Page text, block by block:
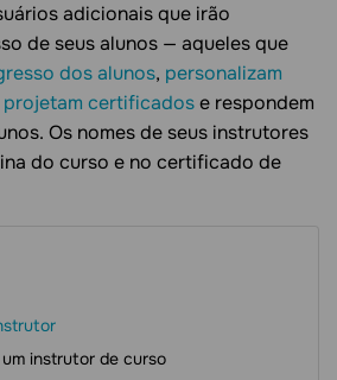
adicionais que irão
de seus alunos — aqueles que
dos alunos, personalizam
projetam certificadose respondem
Os nomes de seus instrutores
do curso e no certificado de
instrutor de curso